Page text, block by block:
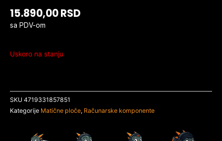
15.890,00RSD
sa PDV-om
Uskoro na stanju
SKU 4719331857851
Kategorije Matične ploče, Računarske komponente